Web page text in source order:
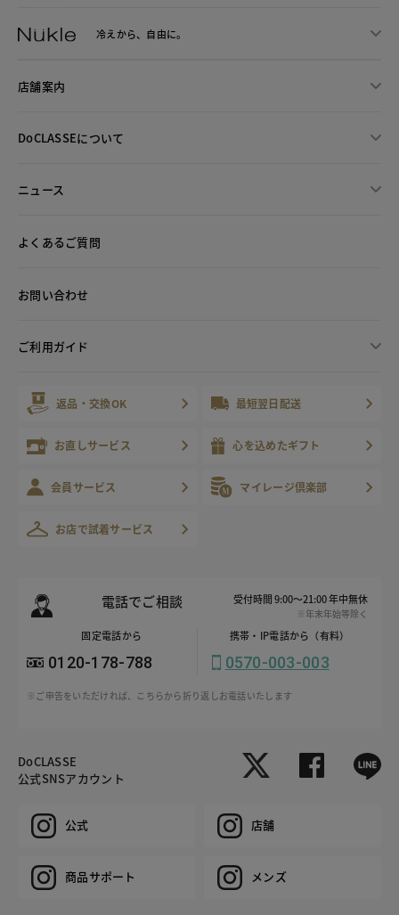
冷えから、 自由に。
店舗案内
DoCLASSEについて
ニュース
よくあるご質問
お問い合わせ
ご利用ガイド
返品・交換OK 最短翌日配送
お直しサービス 心を込めたギフト
会員サービス マイレージ倶楽部
お店で試着サービス
電話でご相談 受付時間 9:00～21:00 年中無休
※年末年始等除く
固定電話から
0120-178-788
携帯・IP電話から（有料）
0570-003-003
※ご申告をいただければ、こちらから折り返しお電話いたします
DoCLASSE
公式SNSアカウント
公式 店舗
商品サポート メンズ